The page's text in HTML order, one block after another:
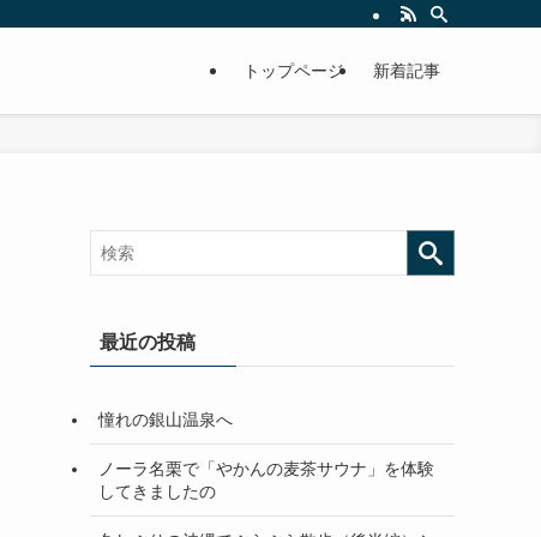
トップページ 新着記事
最近の投稿
憧れの銀山温泉へ
ノーラ名栗で「やかんの麦茶サウナ」を体験
してきましたの